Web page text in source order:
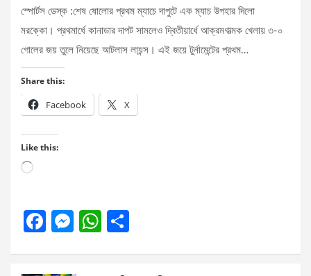
স্পোর্টস ডেস্ক :শেষ ষোলোর প্রথম ম্যাচে দাপুটে এক ম্যাচ উপহার দিলো
মরক্কো। প্রথমার্ধে কানাডার দাপট সামলেও দ্বিতীয়ার্ধে আক্রমণাত্মক খেলায় ৩-০
গোলের জয় তুলে নিয়েছে আটলাস লায়ন্স। এই জয়ে টুর্নামেন্টের প্রথম…
Share this:
Facebook X
Like this:
Loading…
F
M W